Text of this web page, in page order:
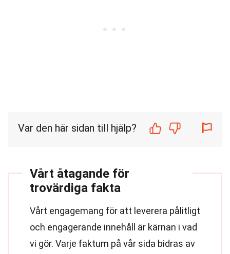
Var den här sidan till hjälp?
Vårt åtagande för
trovärdiga fakta
Vårt engagemang för att leverera pålitligt
och engagerande innehåll är kärnan i vad
vi gör. Varje faktum på vår sida bidras av